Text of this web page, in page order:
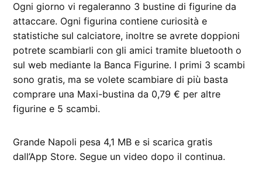
Ogni giorno vi regaleranno 3 bustine di figurine da
attaccare. Ogni figurina contiene curiosità e
statistiche sul calciatore, inoltre se avrete doppioni
potrete scambiarli con gli amici tramite bluetooth o
sul web mediante la Banca Figurine. I primi 3 scambi
sono gratis, ma se volete scambiare di più basta
comprare una Maxi-bustina da 0,79 € per altre
figurine e 5 scambi.
Grande Napoli pesa 4,1 MB e si scarica gratis
dall’App Store. Segue un video dopo il continua.